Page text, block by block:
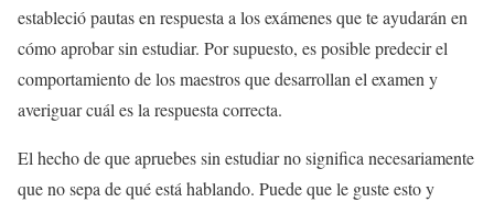
estableció pautas en respuesta a los exámenes que te ayudarán en
cómo aprobar sin estudiar. Por supuesto, es posible predecir el
comportamiento de los maestros que desarrollan el examen y
averiguar cuál es la respuesta correcta.
El hecho de que apruebes sin estudiar no significa necesariamente
que no sepa de qué está hablando. Puede que le guste esto y